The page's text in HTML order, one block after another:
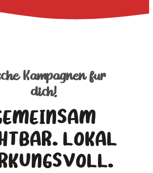
Kampagnen für
dich!
LOKAL